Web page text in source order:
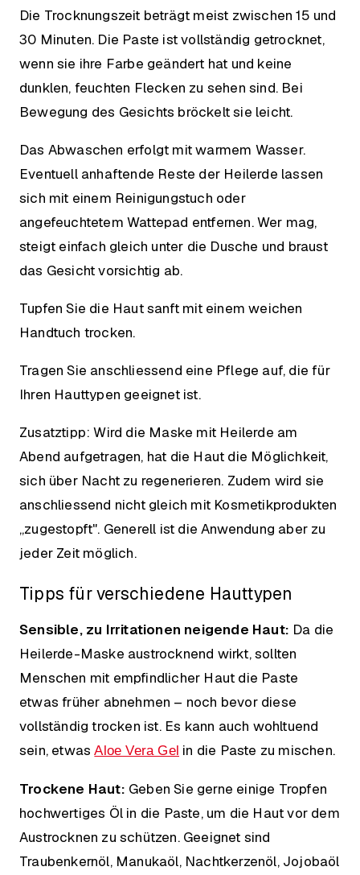
Die Trocknungszeit beträgt meist zwischen 15 und
30 Minuten. Die Paste ist vollständig getrocknet,
wenn sie ihre Farbe geändert hat und keine
dunklen, feuchten Flecken zu sehen sind. Bei
Bewegung des Gesichts bröckelt sie leicht.
Das Abwaschen erfolgt mit warmem Wasser.
Eventuell anhaftende Reste der Heilerde lassen
sich mit einem Reinigungstuch oder
angefeuchtetem Wattepad entfernen. Wer mag,
steigt einfach gleich unter die Dusche und braust
das Gesicht vorsichtig ab.
Tupfen Sie die Haut sanft mit einem weichen
Handtuch trocken.
Tragen Sie anschliessend eine Pflege auf, die für
Ihren Hauttypen geeignet ist.
Zusatztipp: Wird die Maske mit Heilerde am
Abend aufgetragen, hat die Haut die Möglichkeit,
sich über Nacht zu regenerieren. Zudem wird sie
anschliessend nicht gleich mit Kosmetikprodukten
„zugestopft". Generell ist die Anwendung aber zu
jeder Zeit möglich.
Tipps für verschiedene Hauttypen
Sensible, zu Irritationen neigende Haut: Da die
Heilerde-Maske austrocknend wirkt, sollten
Menschen mit empfindlicher Haut die Paste
etwas früher abnehmen – noch bevor diese
vollständig trocken ist. Es kann auch wohltuend
sein, etwasAloe Vera Gel in die Paste zu mischen.
Trockene Haut: Geben Sie gerne einige Tropfen
hochwertiges Öl in die Paste, um die Haut vor dem
Austrocknen zu schützen. Geeignet sind
Traubenkernöl, Manukaöl, Nachtkerzenöl, Jojobaöl